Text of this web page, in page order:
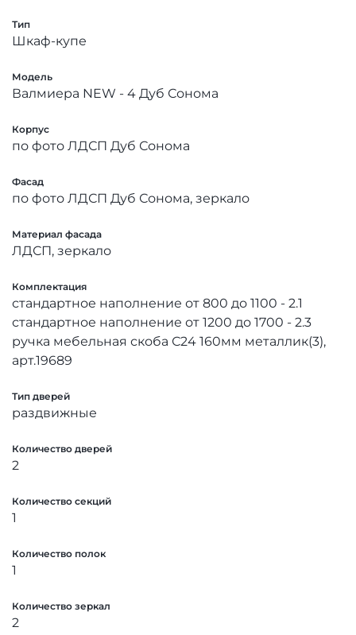
Тип
Шкаф-купе
Модель
Валмиера NEW - 4 Дуб Сонома
Корпус
по фото ЛДСП Дуб Сонома
Фасад
по фото ЛДСП Дуб Сонома, зеркало
Материал фасада
ЛДСП, зеркало
Комплектация
стандартное наполнение от 800 до 1100 - 2.1
стандартное наполнение от 1200 до 1700 - 2.3
ручка мебельная скоба С24 160мм металлик(3),
арт.19689
Тип дверей
раздвижные
Количество дверей
2
Количество секций
1
Количество полок
1
Количество зеркал
2